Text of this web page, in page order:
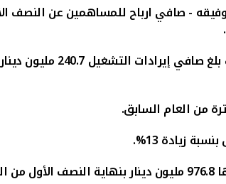
- صافي ارباح للمساهمين عن النصف
.
240.7مليون
من العام السابق.
زيادة13
%.
مليون دينار بنهاية النصف الأول من